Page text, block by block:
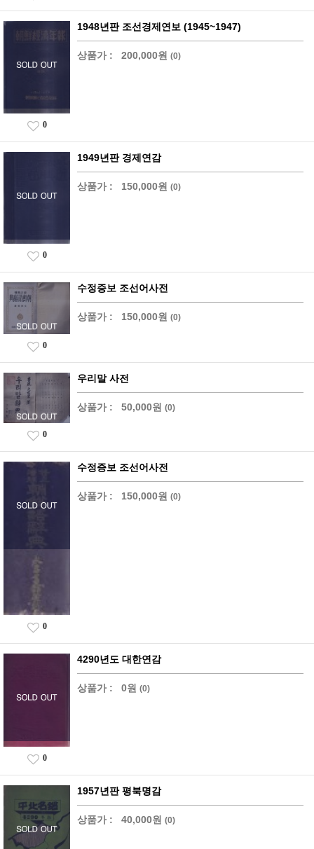
1948년판 조선경제연보 (1945~1947)
상품가 : 200,000원 (0)
0
1949년판 경제연감
상품가 : 150,000원 (0)
0
수정증보 조선어사전
상품가 : 150,000원 (0)
0
우리말 사전
상품가 : 50,000원 (0)
0
수정증보 조선어사전
상품가 : 150,000원 (0)
0
4290년도 대한연감
상품가 : 0원 (0)
0
1957년판 평북명감
상품가 : 40,000원 (0)